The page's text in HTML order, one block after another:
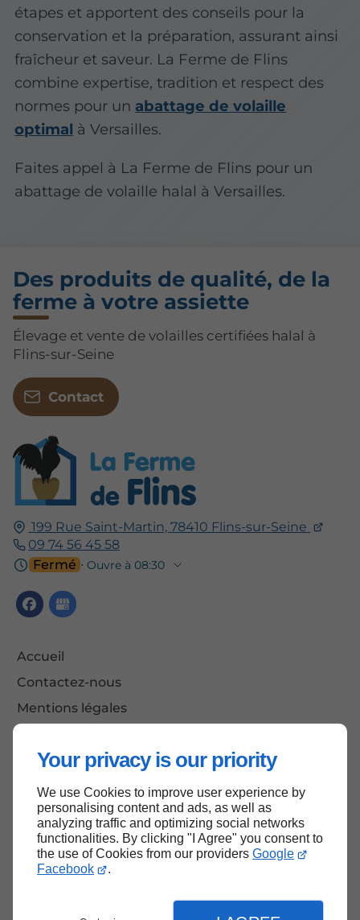
Your privacy is our priority
We use Cookies to improve user experience by
personalising content and ads, as well as
analyzing traffic and optimizing social networks
functionalities. By clicking "I Agree" you consent to
the use of Cookies from our providers Google
Facebook
.
étapes et apportent des conseils pour la
conservation et la préparation, assurant ainsi
fraîcheur et saveur. La Ferme de Flins
combine expertise, tradition et respect des
normes pour un abattage de volaille
optimal à Versailles.
Faites appel à La Ferme de Flins pour un
abattage de volaille halal à Versailles.
199 Rue Saint-Martin, 78410 Flins-sur-Seine
09 74 56 45 58
Fermé ⋅ Ouvre à 08:30
Accueil
Contactez-nous
Mentions légales
Des produits de qualité, de la
ferme à votre assiette
Élevage et vente de volailles certifiées halal à
Flins-sur-Seine
Contact
Haut de page